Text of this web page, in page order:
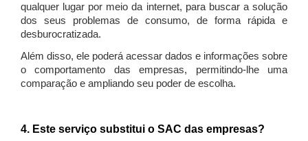
qualquer lugar por meio da internet, para buscar a solução
dos seus problemas de consumo, de forma rápida e
desburocratizada.
Além disso, ele poderá acessar dados e informações sobre
o comportamento das empresas, permitindo-lhe uma
comparação e ampliando seu poder de escolha.
4. Este serviço substitui o SAC das empresas?